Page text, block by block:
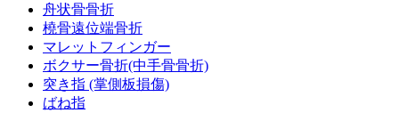
舟状骨骨折
橈骨遠位端骨折
マレットフィンガー
ボクサー骨折(中手骨骨折)
突き指 (掌側板損傷)
ばね指